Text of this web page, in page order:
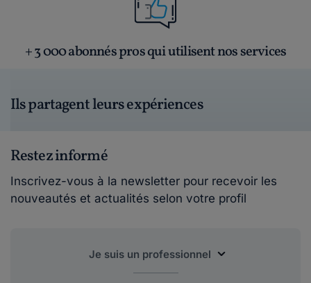
+ 3 000 abonnés pros qui utilisent nos services
Ils partagent leurs expériences
Restez informé
Inscrivez-vous à la newsletter pour recevoir les
nouveautés et actualités selon votre profil